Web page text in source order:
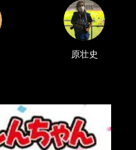
原壮史